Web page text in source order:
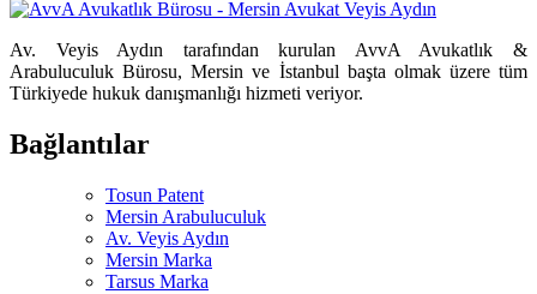
Av. Veyis Aydın tarafından kurulan AvvA Avukatlık &
Arabuluculuk Bürosu, Mersin ve İstanbul başta olmak üzere tüm
Türkiyede hukuk danışmanlığı hizmeti veriyor.
Bağlantılar
Tosun Patent
Mersin Arabuluculuk
Av. Veyis Aydın
Mersin Marka
Tarsus Marka